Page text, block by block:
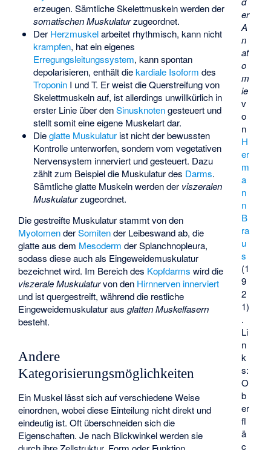
er
A
n
at
o
m
ie
v
o
n
H
er
m
a
n
n
B
ra
u
s
(1
9
2
1)
.
Li
n
k
s:
O
b
er
fl
ä
c
erzeugen. Sämtliche Skelettmuskeln werden der
somatischen Muskulaturzugeordnet.
Der Herzmuskelarbeitet rhythmisch, kann nicht
krampfen, hat ein eigenes
Erregungsleitungssystem, kann spontan
depolarisieren, enthält diekardiale Isoform des
TroponinI und T. Er weist die Querstreifung von
Skelettmuskeln auf, ist allerdings unwillkürlich in
erster Linie über denSinusknotengesteuert und
stellt somit eine eigene Muskelart dar.
Dieglatte Muskulaturist nicht der bewussten
Kontrolle unterworfen, sondern vom vegetativen
Nervensystem innerviert und gesteuert. Dazu
zählt zum Beispiel die Muskulatur des Darms.
Sämtliche glatte Muskeln werden der viszeralen
Muskulaturzugeordnet.
Die gestreifte Muskulatur stammt von den
MyotomenderSomitender Leibeswand ab, die
glatte aus dem Mesoderm derSplanchnopleura,
sodass diese auch als Eingeweidemuskulatur
bezeichnet wird. Im Bereich des Kopfdarms wird die
viszerale Muskulaturvon den Hirnnerven innerviert
und ist quergestreift, während die restliche
Eingeweidemuskulatur ausglatten Muskelfasern
besteht.
Andere
Kategorisierungsmöglichkeiten
Ein Muskel lässt sich auf verschiedene Weise
einordnen, wobei diese Einteilung nicht direkt und
eindeutig ist. Oft überschneiden sich die
Eigenschaften. Je nach Blickwinkel werden sie